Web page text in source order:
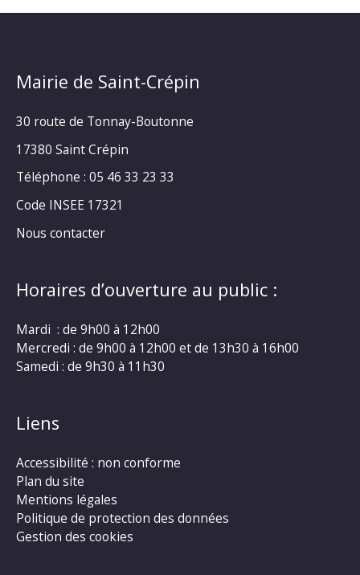
Mairie de Saint-Crépin
30 route de Tonnay-Boutonne
17380 Saint Crépin
Téléphone : 05 46 33 23 33
Code INSEE 17321
Nous contacter
Horaires d’ouverture au public :
Mardi : de 9h00 à 12h00
Mercredi : de 9h00 à 12h00 et de 13h30 à 16h00
Samedi : de 9h30 à 11h30
Liens
Accessibilité : non conforme
Plan du site
Mentions légales
Politique de protection des données
Gestion des cookies